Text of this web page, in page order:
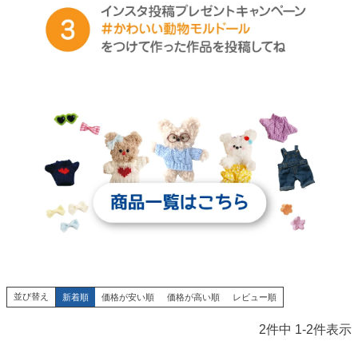
並び替え 新着順 価格が安い順 価格が高い順 レビュー順
2件中 1-2件表示